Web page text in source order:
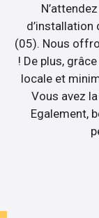
d’installation
(05). Nous
! De plus,
locale et
Vous avez
Egalement,